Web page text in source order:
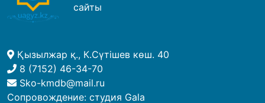
сайты
Қызылжар қ., К.Сүтішев көш. 40
8 (7152) 46-34-70
Sko-kmdb@mail.ru
Сопровождение: студия Gala